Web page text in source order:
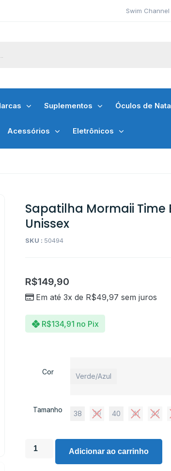
Swim Channel
Suplementos Óculos de
Acessórios Eletrônicos
Sapatilha Mormaii Time
Unissex
SKU : 50494
R$149,90
Em até 3x de R$49,97 sem juros
R$134,91 no Pix
Cor
Verde/Azul
Tamanho 38 39 40 41 42
Adicionar ao carrinho